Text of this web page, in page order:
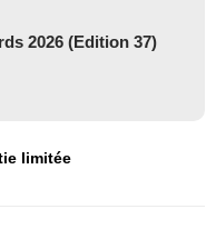
2026 (Edition 37)
limitée